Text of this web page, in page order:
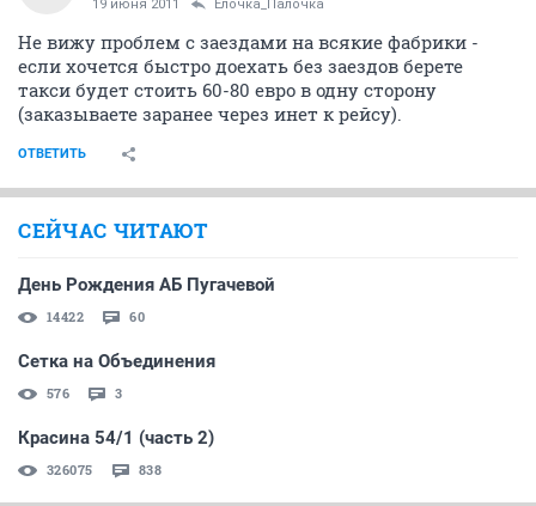
19 июня 2011 Ёлочка_Палочка
Не вижу проблем с заездами на всякие фабрики -
если хочется быстро доехать без заездов берете
такси будет стоить 60-80 евро в одну сторону
(заказываете заранее через инет к рейсу).
ОТВЕТИТЬ
СЕЙЧАС ЧИТАЮТ
День Рождения АБ Пугачевой
14422 60
Сетка на Объединения
576 3
Красина 54/1 (часть 2)
326075 838